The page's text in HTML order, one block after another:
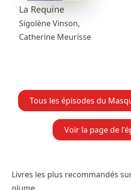
La Requine
Sigolène Vinson,
Catherine Meurisse
Tous les épisodes du
Voir la page de
Livres les plus recommandés